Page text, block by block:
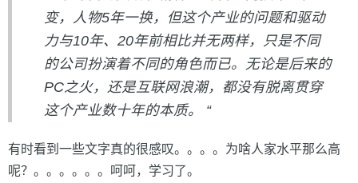
变，人物5年一换，但这个产业的问题和驱动
力与10年、20年前相比并无两样，只是不同
的公司扮演着不同的角色而已。无论是后来的
PC之火，还是互联网浪潮，都没有脱离贯穿
这个产业数十年的本质。 “
有时看到一些文字真的很感叹。。。。为啥人家水平那么高
呢？。。。。。。呵呵，学习了。